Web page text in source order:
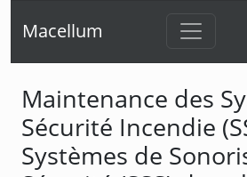
Macellum
Maintenance des
Sécurité Incendie
Systèmes de